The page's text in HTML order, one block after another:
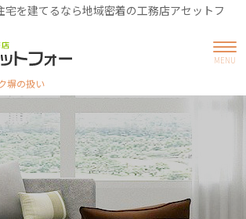
宅を建てるなら地域密着の工務店アセットフ
塀の扱い